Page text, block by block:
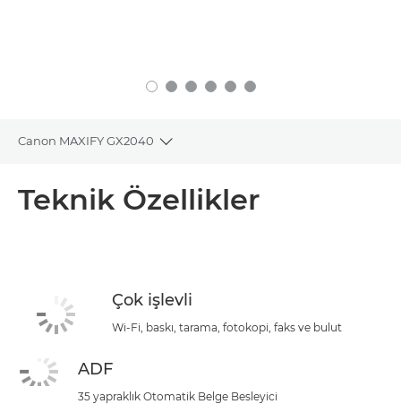
Canon MAXIFY GX2040
Toggle breadcrumbs
Teknik Özellikler
Çok işlevli
Wi-Fi, baskı, tarama, fotokopi, faks ve bulut
ADF
35 yapraklık Otomatik Belge Besleyici